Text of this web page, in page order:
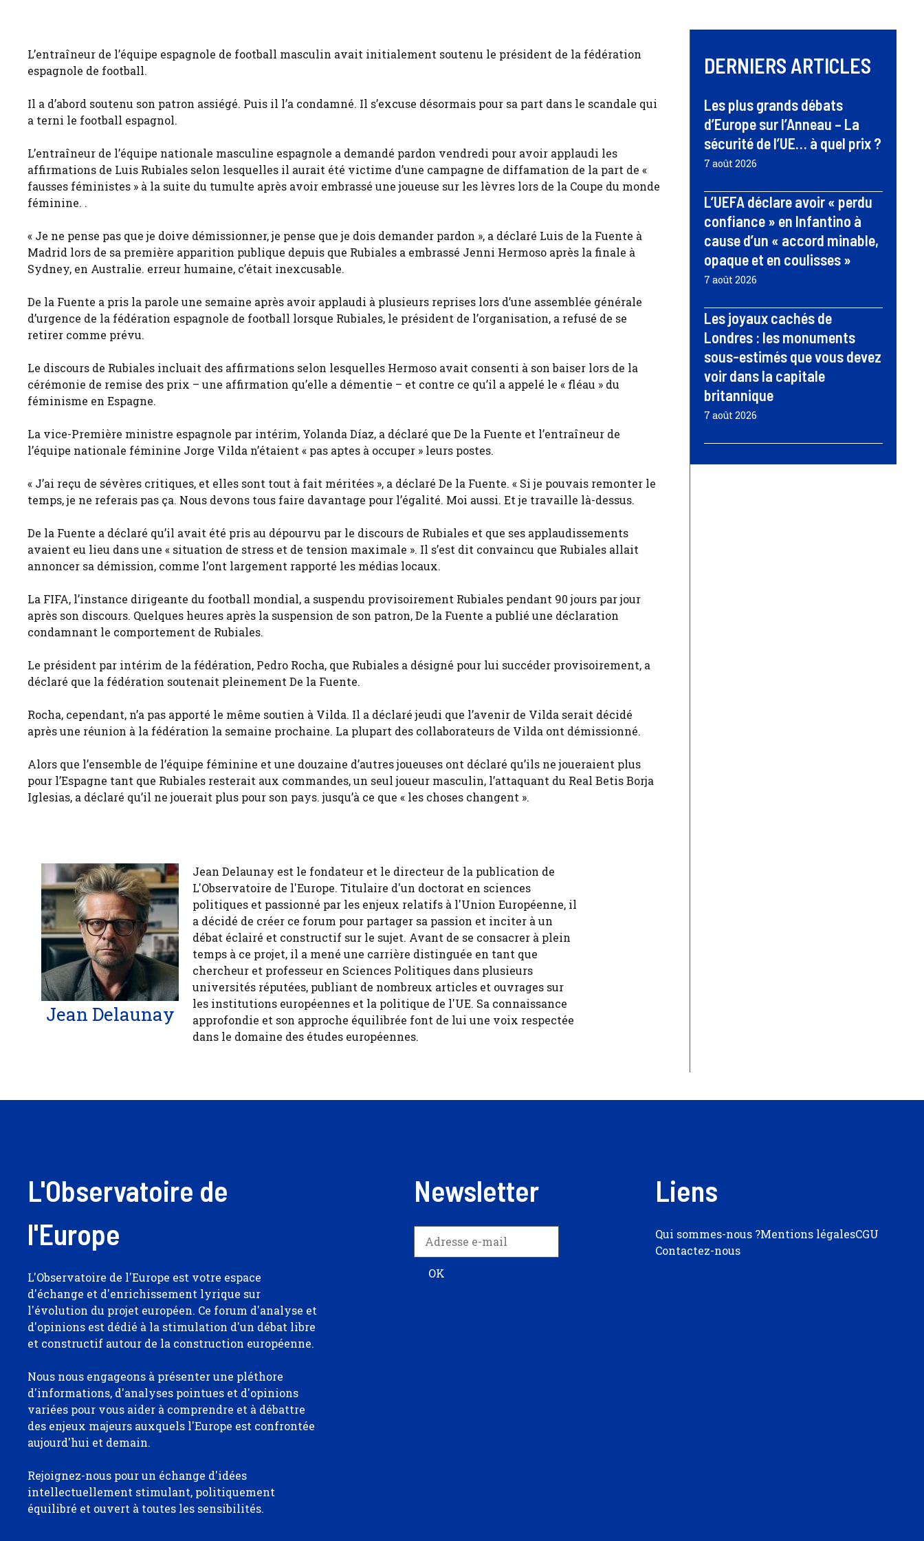
L’entraîneur de l’équipe espagnole de football masculin avait initialement soutenu le président de la fédération
espagnole de football.
Il a d’abord soutenu son patron assiégé. Puis il l’a condamné. Il s’excuse désormais pour sa part dans le scandale qui
a terni le football espagnol.
L’entraîneur de l’équipe nationale masculine espagnole a demandé pardon vendredi pour avoir applaudi les
affirmations de Luis Rubiales selon lesquelles il aurait été victime d’une campagne de diffamation de la part de «
fausses féministes » à la suite du tumulte après avoir embrassé une joueuse sur les lèvres lors de la Coupe du monde
féminine. .
« Je ne pense pas que je doive démissionner, je pense que je dois demander pardon », a déclaré Luis de la Fuente à
Madrid lors de sa première apparition publique depuis que Rubiales a embrassé Jenni Hermoso après la finale à
Sydney, en Australie. erreur humaine, c’était inexcusable.
De la Fuente a pris la parole une semaine après avoir applaudi à plusieurs reprises lors d’une assemblée générale
d’urgence de la fédération espagnole de football lorsque Rubiales, le président de l’organisation, a refusé de se
retirer comme prévu.
Le discours de Rubiales incluait des affirmations selon lesquelles Hermoso avait consenti à son baiser lors de la
cérémonie de remise des prix – une affirmation qu’elle a démentie – et contre ce qu’il a appelé le « fléau » du
féminisme en Espagne.
La vice-Première ministre espagnole par intérim, Yolanda Díaz, a déclaré que De la Fuente et l’entraîneur de
l’équipe nationale féminine Jorge Vilda n’étaient « pas aptes à occuper » leurs postes.
« J’ai reçu de sévères critiques, et elles sont tout à fait méritées », a déclaré De la Fuente. « Si je pouvais remonter le
temps, je ne referais pas ça. Nous devons tous faire davantage pour l’égalité. Moi aussi. Et je travaille là-dessus.
De la Fuente a déclaré qu’il avait été pris au dépourvu par le discours de Rubiales et que ses applaudissements
avaient eu lieu dans une « situation de stress et de tension maximale ». Il s’est dit convaincu que Rubiales allait
annoncer sa démission, comme l’ont largement rapporté les médias locaux.
La FIFA, l’instance dirigeante du football mondial, a suspendu provisoirement Rubiales pendant 90 jours par jour
après son discours. Quelques heures après la suspension de son patron, De la Fuente a publié une déclaration
condamnant le comportement de Rubiales.
Le président par intérim de la fédération, Pedro Rocha, que Rubiales a désigné pour lui succéder provisoirement, a
déclaré que la fédération soutenait pleinement De la Fuente.
Rocha, cependant, n’a pas apporté le même soutien à Vilda. Il a déclaré jeudi que l’avenir de Vilda serait décidé
après une réunion à la fédération la semaine prochaine. La plupart des collaborateurs de Vilda ont démissionné.
Alors que l’ensemble de l’équipe féminine et une douzaine d’autres joueuses ont déclaré qu’ils ne joueraient plus
pour l’Espagne tant que Rubiales resterait aux commandes, un seul joueur masculin, l’attaquant du Real Betis Borja
Iglesias, a déclaré qu’il ne jouerait plus pour son pays. jusqu’à ce que « les choses changent ».
Jean Delaunay
Jean Delaunay est le fondateur et le directeur de la publication de
L'Observatoire de l'Europe. Titulaire d'un doctorat en sciences
politiques et passionné par les enjeux relatifs à l'Union Européenne, il
a décidé de créer ce forum pour partager sa passion et inciter à un
débat éclairé et constructif sur le sujet. Avant de se consacrer à plein
temps à ce projet, il a mené une carrière distinguée en tant que
chercheur et professeur en Sciences Politiques dans plusieurs
universités réputées, publiant de nombreux articles et ouvrages sur
les institutions européennes et la politique de l'UE. Sa connaissance
approfondie et son approche équilibrée font de lui une voix respectée
dans le domaine des études européennes.
DERNIERS ARTICLES
Les plus grands débats
d’Europe sur l’Anneau – La
sécurité de l’UE… à quel prix ?
7 août 2026
L’UEFA déclare avoir « perdu
confiance » en Infantino à
cause d’un « accord minable,
opaque et en coulisses »
7 août 2026
Les joyaux cachés de
Londres : les monuments
sous-estimés que vous devez
voir dans la capitale
britannique
7 août 2026
L'Observatoire de
l'Europe
L'Observatoire de l'Europe est votre espace
d'échange et d'enrichissement lyrique sur
l'évolution du projet européen. Ce forum d'analyse et
d'opinions est dédié à la stimulation d'un débat libre
et constructif autour de la construction européenne.
Nous nous engageons à présenter une pléthore
d'informations, d'analyses pointues et d'opinions
variées pour vous aider à comprendre et à débattre
des enjeux majeurs auxquels l'Europe est confrontée
aujourd'hui et demain.
Rejoignez-nous pour un échange d'idées
intellectuellement stimulant, politiquement
équilibré et ouvert à toutes les sensibilités.
Newsletter Liens
Qui sommes-nous ?Mentions légalesCGU
Contactez-nous